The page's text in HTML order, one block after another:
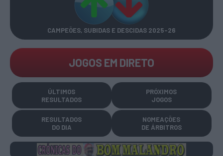
CAMPEÕES, SUBIDAS E DESCIDAS 2025-26
JOGOS EM DIRETO
ÚLTIMOS
RESULTADOS
PRÓXIMOS
JOGOS
RESULTADOS
DO DIA
NOMEAÇÕES
DE ÁRBITROS